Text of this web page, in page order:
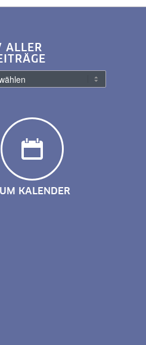
ALLER
KALENDER